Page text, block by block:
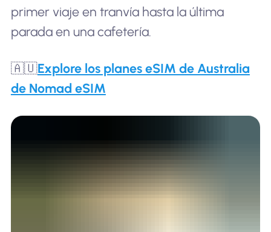
primer viaje en tranvía hasta la última
parada en una cafetería.
🇦🇺Explore los planes eSIM de Australia
de Nomad eSIM